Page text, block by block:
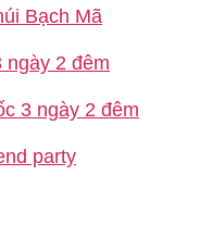
Bạch Mã
ngày 2 đêm
3 ngày 2 đêm
party